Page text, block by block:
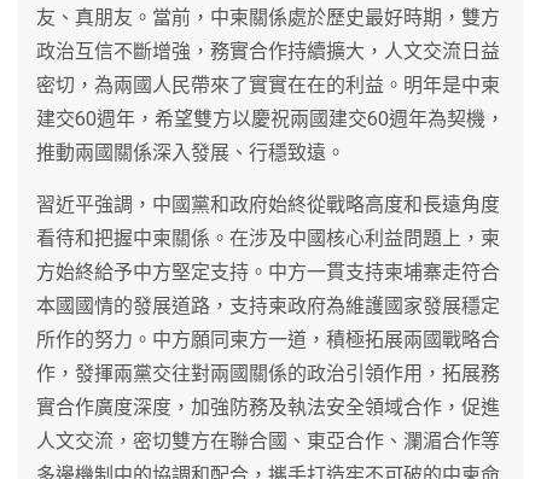
友、真朋友。當前，中柬關係處於歷史最好時期，雙方
政治互信不斷增強，務實合作持續擴大，人文交流日益
密切，為兩國人民帶來了實實在在的利益。明年是中柬
建交60週年，希望雙方以慶祝兩國建交60週年為契機，
推動兩國關係深入發展、行穩致遠。
習近平強調，中國黨和政府始終從戰略高度和長遠角度
看待和把握中柬關係。在涉及中國核心利益問題上，柬
方始終給予中方堅定支持。中方一貫支持柬埔寨走符合
本國國情的發展道路，支持柬政府為維護國家發展穩定
所作的努力。中方願同柬方一道，積極拓展兩國戰略合
作，發揮兩黨交往對兩國關係的政治引領作用，拓展務
實合作廣度深度，加強防務及執法安全領域合作，促進
人文交流，密切雙方在聯合國、東亞合作、瀾湄合作等